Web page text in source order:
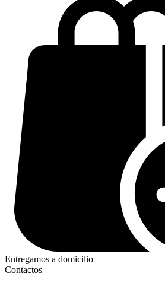
Entregamos a domicilio
Contactos